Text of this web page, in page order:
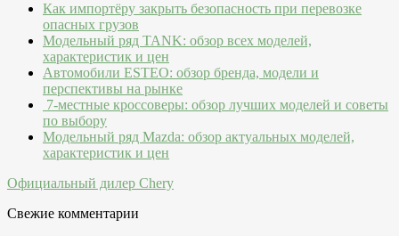
Как импортёру закрыть безопасность при перевозке
опасных грузов
Модельный ряд TANK: обзор всех моделей,
характеристик и цен
Автомобили ESTEO: обзор бренда, модели и
перспективы на рынке
7-местные кроссоверы: обзор лучших моделей и советы
по выбору
Модельный ряд Mazda: обзор актуальных моделей,
характеристик и цен
Официальный дилер Chery
Свежие комментарии